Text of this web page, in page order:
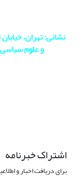
نشانی: تهران،
و علوم سیاسی - طبقه 4 -
اشتراک خبرنامه
برای دریافت اخبار و